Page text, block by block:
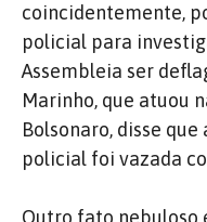
coincidentemente,
policial para
Assembleia ser
Marinho, que atuou
Bolsonaro, disse
policial foi vazada
Outro fato nebuloso